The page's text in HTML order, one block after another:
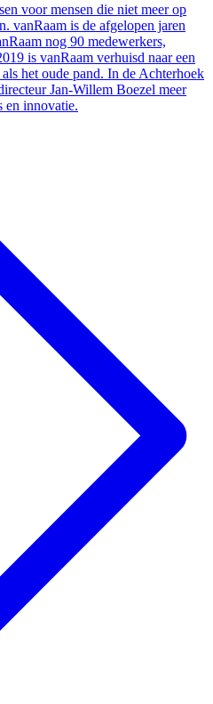
voor mensen die niet meer op
vanRaam is de afgelopen jaren
nog 90 medewerkers,
is vanRaam verhuisd naar een
het oude pand. In de Achterhoek
Jan-Willem Boezel meer
en innovatie.